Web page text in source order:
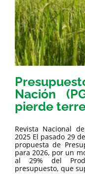
Nación
pierde
Revista Nacional
2025 El pasado 29
propuesta de
para 2026, por un
al 29% del
presupuesto, que